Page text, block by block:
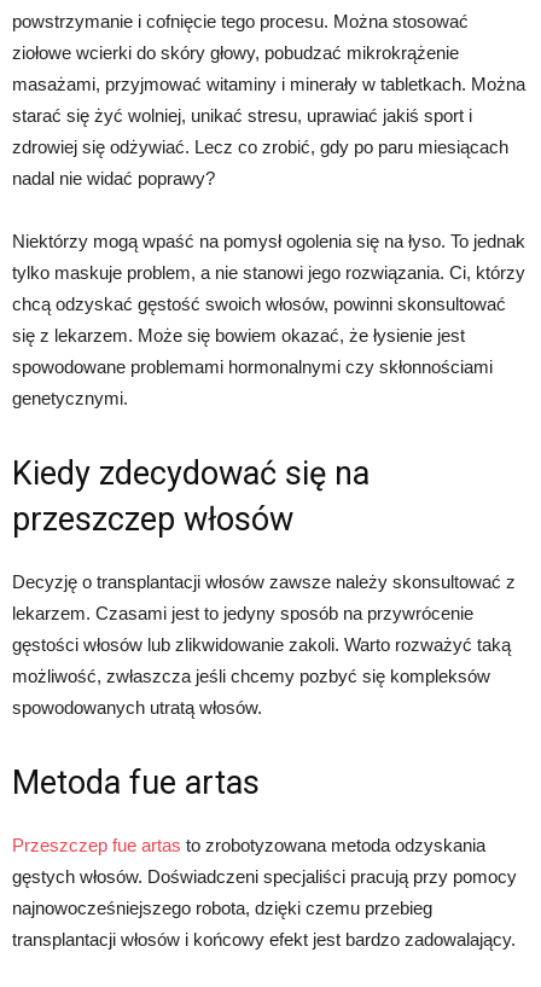
powstrzymanie i cofnięcie tego procesu. Można stosować
ziołowe wcierki do skóry głowy, pobudzać mikrokrążenie
masażami, przyjmować witaminy i minerały w tabletkach. Można
starać się żyć wolniej, unikać stresu, uprawiać jakiś sport i
zdrowiej się odżywiać. Lecz co zrobić, gdy po paru miesiącach
nadal nie widać poprawy?
Niektórzy mogą wpaść na pomysł ogolenia się na łyso. To jednak
tylko maskuje problem, a nie stanowi jego rozwiązania. Ci, którzy
chcą odzyskać gęstość swoich włosów, powinni skonsultować
się z lekarzem. Może się bowiem okazać, że łysienie jest
spowodowane problemami hormonalnymi czy skłonnościami
genetycznymi.
Kiedy zdecydować się na
przeszczep włosów
Decyzję o transplantacji włosów zawsze należy skonsultować z
lekarzem. Czasami jest to jedyny sposób na przywrócenie
gęstości włosów lub zlikwidowanie zakoli. Warto rozważyć taką
możliwość, zwłaszcza jeśli chcemy pozbyć się kompleksów
spowodowanych utratą włosów.
Metoda fue artas
Przeszczep fue artas to zrobotyzowana metoda odzyskania
gęstych włosów. Doświadczeni specjaliści pracują przy pomocy
najnowocześniejszego robota, dzięki czemu przebieg
transplantacji włosów i końcowy efekt jest bardzo zadowalający.